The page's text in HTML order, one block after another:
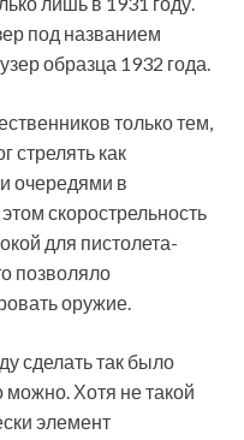
под названием
образца 1932 года.
только тем,
стрелять как
очередями в
скорострельность
для пистолета-
позволяло
оружие.
сделать так было
можно. Хотя не такой
элемент